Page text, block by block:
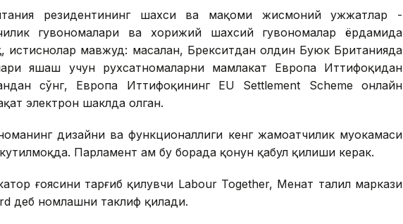
резидентининг шахси ва мақоми жисмоний ҳужжатлар -
гувоҳномалари ва хорижий шахсий гувоҳномалар ёрдамида
истиснолар мавжуд: масалан, Брекситдан олдин Буюк Британияда
яшаш учун рухсатномаларни мамлакат Европа Иттифоқидан
сўнг, Европа Иттифоқининг EU Settlement Scheme онлайн
электрон шаклда олган.
дизайни ва функционаллиги кенг жамоатчилик муҳокамаси
Парламент ҳам бу борада қонун қабул қилиши керак.
ғоясини тарғиб қилувчи Labour Together, Меҳнат таҳлил маркази
деб номлашни таклиф қилади.